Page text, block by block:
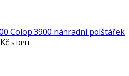
Colop 3900 náhradní polštářek
Kč s DPH